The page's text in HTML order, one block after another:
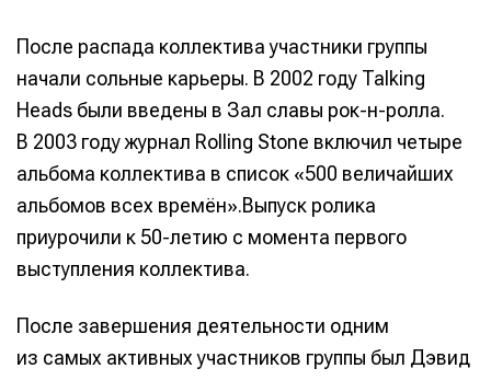
После распада коллектива участники группы
начали сольные карьеры. В 2002 году Talking
Heads были введены в Зал славы рок-н-ролла.
В 2003 году журнал Rolling Stone включил четыре
альбома коллектива в список «500 величайших
альбомов всех времён».Выпуск ролика
приурочили к 50-летию с момента первого
выступления коллектива.
После завершения деятельности одним
из самых активных участников группы был Дэвид